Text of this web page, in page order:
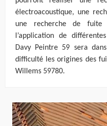
électroacoustique, une
une recherche de
l’application de
Davy Peintre 59 sera
difficulté les origines des
Willems 59780.